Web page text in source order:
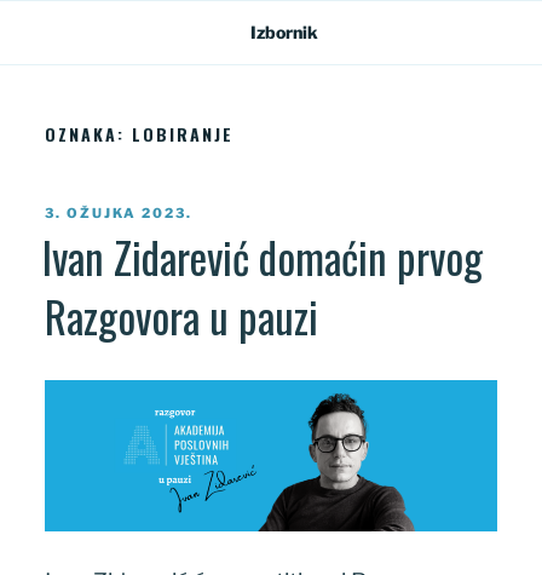
Izbornik
OZNAKA: LOBIRANJE
OBJAVLJENO
3. OŽUJKA 2023.
Ivan Zidarević domaćin prvog
Razgovora u pauzi